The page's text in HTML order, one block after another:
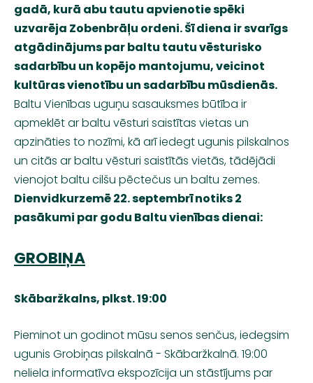
gadā, kurā abu tautu apvienotie spēki
uzvarēja Zobenbrāļu ordeni. Šī diena ir svarīgs
atgādinājums par baltu tautu vēsturisko
sadarbību un kopējo mantojumu, veicinot
kultūras vienotību un sadarbību mūsdienās.
Baltu Vienības uguņu sasauksmes būtība ir
apmeklēt ar baltu vēsturi saistītas vietas un
apzināties to nozīmi, kā arī iedegt ugunis pilskalnos
un citās ar baltu vēsturi saistītās vietās, tādējādi
vienojot baltu cilšu pēctečus un baltu zemes.
Dienvidkurzemē 22. septembrī notiks 2
pasākumi par godu Baltu vienības dienai:
GROBIŅA
Skābaržkalns, plkst. 19:00
Pieminot un godinot mūsu senos senčus, iedegsim
ugunis Grobiņas pilskalnā - Skābaržkalnā. 19:00
neliela informatīva ekspozīcija un stāstījums par